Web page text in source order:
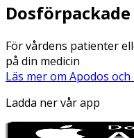
För vårdens patienter
på din medicin
Läs mer om Apodos och
Ladda ner vår app